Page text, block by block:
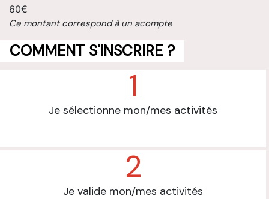
60€
Ce montant correspond à un acompte
COMMENT S'INSCRIRE ?
1
Je sélectionne mon/mes activités
2
Je valide mon/mes activités